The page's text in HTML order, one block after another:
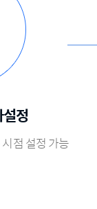
정
점 설정 가능